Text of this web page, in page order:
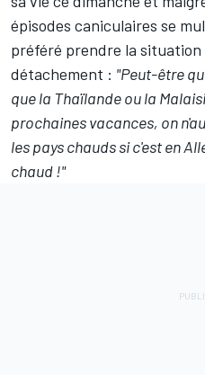
épisodes caniculaires se
préféré prendre la
détachement : "Peut-être
que la Thaïlande ou la
prochaines vacances, on
les pays chauds si c'est en
chaud !"